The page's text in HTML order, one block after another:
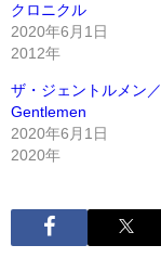
クロニクル
2020年6月1日
2012年
ザ・ジェントルメン
Gentlemen
2020年6月1日
2020年